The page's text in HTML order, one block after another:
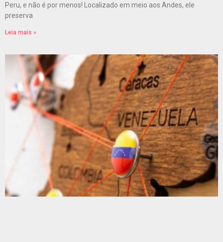
Peru, e não é por menos! Localizado em meio aos Andes, ele
preserva
Leia mais »